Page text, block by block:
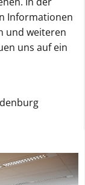
Informationen
und weiteren
uns auf ein